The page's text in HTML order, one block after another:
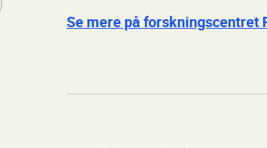
Se mere på forskningscentret